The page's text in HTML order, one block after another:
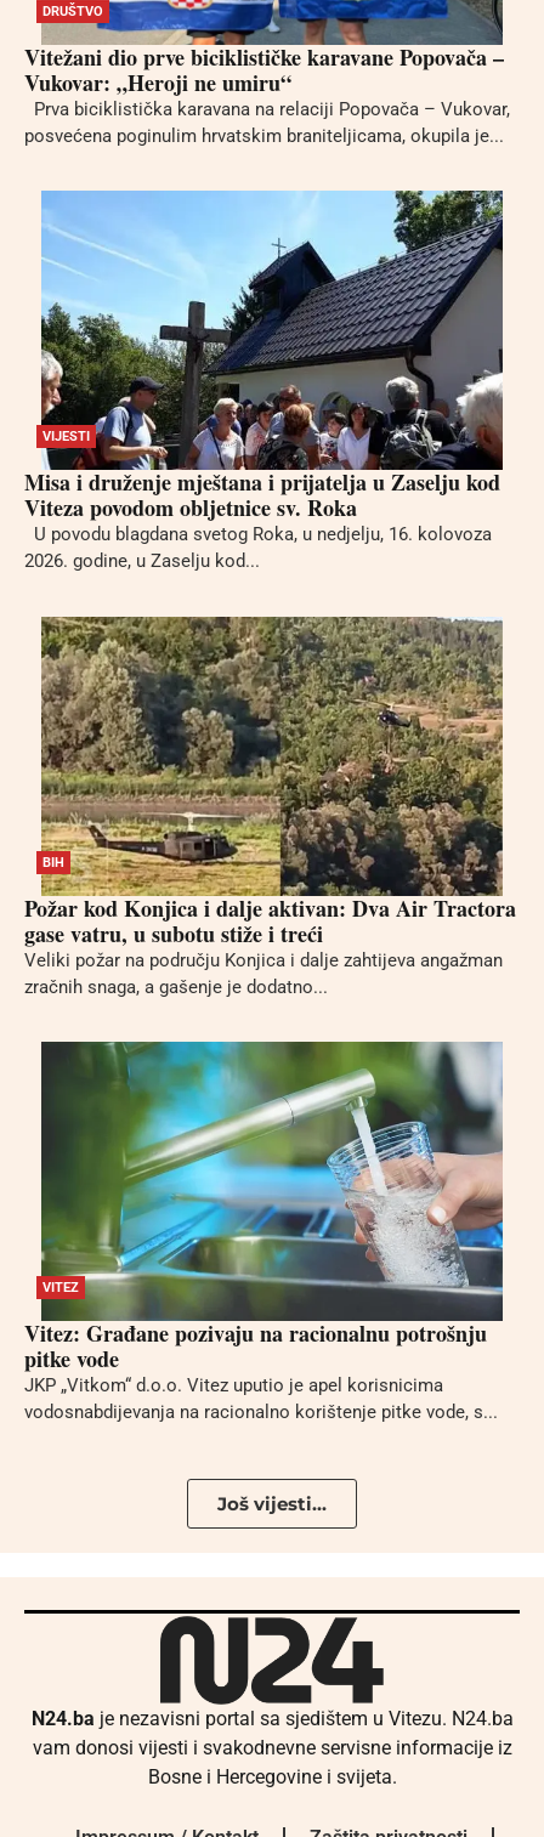
DRUŠTVO
Vitežani dio prve biciklističke karavane Popovača –
Vukovar: „Heroji ne umiru“
Prva biciklistička karavana na relaciji Popovača – Vukovar,
posvećena poginulim hrvatskim braniteljicama, okupila je...
VIJESTI
Misa i druženje mještana i prijatelja u Zaselju kod
Viteza povodom obljetnice sv. Roka
U povodu blagdana svetog Roka, u nedjelju, 16. kolovoza
2026. godine, u Zaselju kod...
BIH
Požar kod Konjica i dalje aktivan: Dva Air Tractora
gase vatru, u subotu stiže i treći
Veliki požar na području Konjica i dalje zahtijeva angažman
zračnih snaga, a gašenje je dodatno...
VITEZ
Vitez: Građane pozivaju na racionalnu potrošnju
pitke vode
JKP „Vitkom“ d.o.o. Vitez uputio je apel korisnicima
vodosnabdijevanja na racionalno korištenje pitke vode, s...
Još vijesti...
N24.ba je nezavisni portal sa sjedištem u Vitezu. N24.ba
vam donosi vijesti i svakodnevne servisne informacije iz
Bosne i Hercegovine i svijeta.